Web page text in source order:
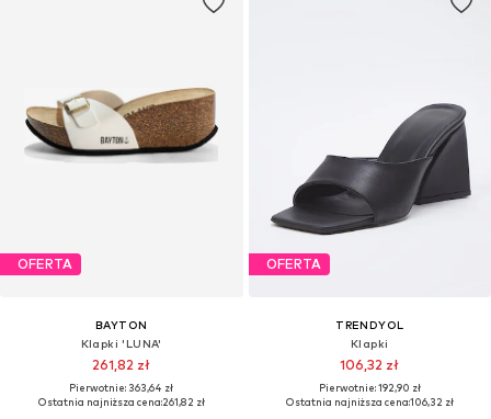
OFERTA
BAYTON
Klapki 'LUNA'
261,82 zł
Pierwotnie: 363,64 zł
Ostatnia najniższa cena:261,82 zł
OFERTA
TRENDYOL
Klapki
106,32 zł
Pierwotnie: 192,90 zł
Ostatnia najniższa cena:106,32 zł